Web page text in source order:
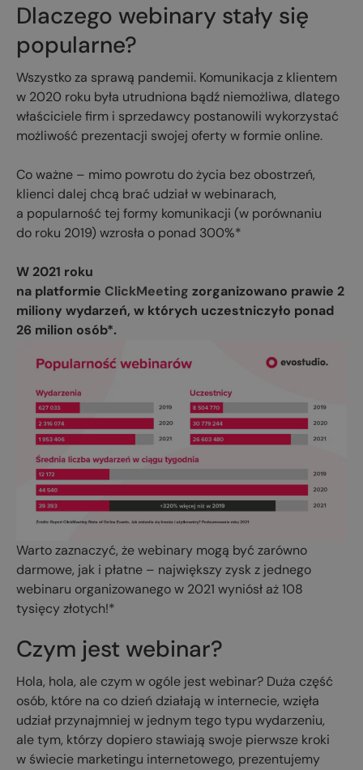
Dlaczego webinary stały się
popularne?
Wszystko za sprawą pandemii. Komunikacja z klientem
w 2020 roku była utrudniona bądź niemożliwa, dlatego
właściciele firm i sprzedawcy postanowili wykorzystać
możliwość prezentacji swojej oferty w formie online.
Co ważne – mimo powrotu do życia bez obostrzeń,
klienci dalej chcą brać udział w webinarach,
a popularność tej formy komunikacji (w porównaniu
do roku 2019) wzrosła o ponad 300%*
W 2021 roku
na platformie ClickMeeting zorganizowano prawie 2
miliony wydarzeń, w których uczestniczyło ponad
26 milion osób*.
Warto zaznaczyć, że webinary mogą być zarówno
darmowe, jak i płatne – największy zysk z jednego
webinaru organizowanego w 2021 wyniósł aż 108
tysięcy złotych!*
Czym jest webinar?
Hola, hola, ale czym w ogóle jest webinar? Duża część
osób, które na co dzień działają w internecie, wzięła
udział przynajmniej w jednym tego typu wydarzeniu,
ale tym, którzy dopiero stawiają swoje pierwsze kroki
w świecie marketingu internetowego, prezentujemy